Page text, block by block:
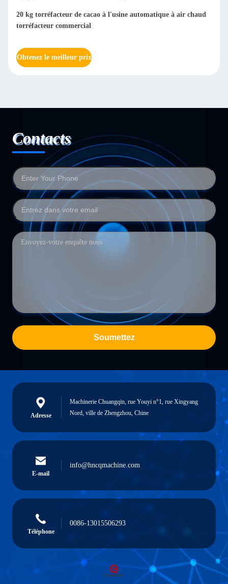
chaud
Machine à décaper les grains de café secs
Arabica Huller Machine à décaper les grains de café 800
Obtenez le meilleur prix
Contacts
Soumettez
Adresse
Machinerie Chuangqin, rue Youyi n°1, rue Xingyang
Nord, ville de Zhengzhou, Chine
E-mail
info@hncqmachine.com
Téléphone
0086-13015506293